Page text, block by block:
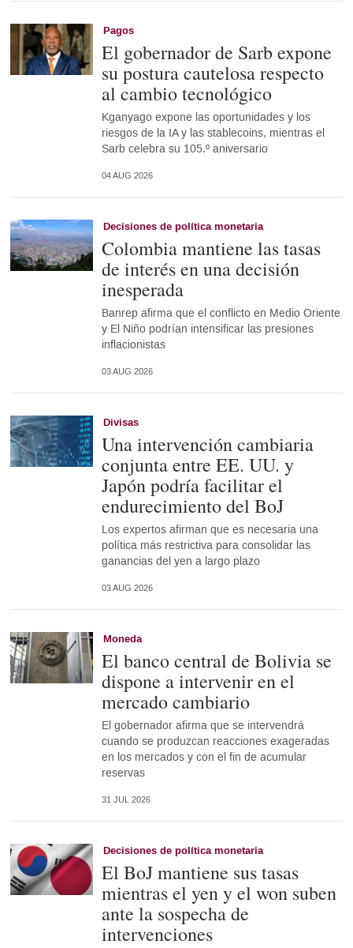
Pagos
El gobernador de Sarb expone
su postura cautelosa respecto
al cambio tecnológico
Kganyago expone las oportunidades y los
riesgos de la IA y las stablecoins, mientras el
Sarb celebra su 105.º aniversario
04 AUG 2026
Decisiones de política monetaria
Colombia mantiene las tasas
de interés en una decisión
inesperada
Banrep afirma que el conflicto en Medio Oriente
y El Niño podrían intensificar las presiones
inflacionistas
03 AUG 2026
Divisas
Una intervención cambiaria
conjunta entre EE. UU. y
Japón podría facilitar el
endurecimiento del BoJ
Los expertos afirman que es necesaria una
política más restrictiva para consolidar las
ganancias del yen a largo plazo
03 AUG 2026
Moneda
El banco central de Bolivia se
dispone a intervenir en el
mercado cambiario
El gobernador afirma que se intervendrá
cuando se produzcan reacciones exageradas
en los mercados y con el fin de acumular
reservas
31 JUL 2026
Decisiones de política monetaria
El BoJ mantiene sus tasas
mientras el yen y el won suben
ante la sospecha de
intervenciones